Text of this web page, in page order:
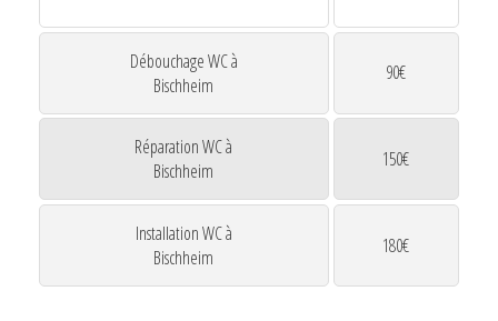
Débouchage WC à
Bischheim
90€
Réparation WC à
Bischheim
150€
Installation WC à
Bischheim
180€